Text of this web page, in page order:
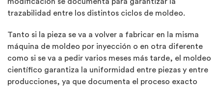
modificación se documenta para garantizar la
trazabilidad entre los distintos ciclos de moldeo.
Tanto si la pieza se va a volver a fabricar en la misma
máquina de moldeo por inyección o en otra diferente
como si se va a pedir varios meses más tarde, el moldeo
científico garantiza la uniformidad entre piezas y entre
producciones, ya que documenta el proceso exacto